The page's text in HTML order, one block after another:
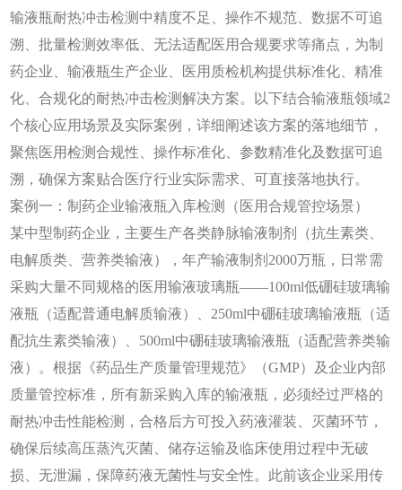
输液瓶耐热冲击检测中精度不足、操作不规范、数据不可追
溯、批量检测效率低、无法适配医用合规要求等痛点，为制
药企业、输液瓶生产企业、医用质检机构提供标准化、精准
化、合规化的耐热冲击检测解决方案。以下结合输液瓶领域2
个核心应用场景及实际案例，详细阐述该方案的落地细节，
聚焦医用检测合规性、操作标准化、参数精准化及数据可追
溯，确保方案贴合医疗行业实际需求、可直接落地执行。
案例一：制药企业输液瓶入库检测（医用合规管控场景）
某中型制药企业，主要生产各类静脉输液制剂（抗生素类、
电解质类、营养类输液），年产输液制剂 2000万瓶，日常需
采购大量不同规格的医用输液玻璃瓶——100ml低硼硅玻璃输
液瓶（适配普通电解质输液）、250ml中硼硅玻璃输液瓶（适
配抗生素类输液）、500ml中硼硅玻璃输液瓶（适配营养类输
液）。根据《药品生产质量管理规范》（GMP）及企业内部
质量管控标准，所有新采购入库的输液瓶，必须经过严格的
耐热冲击性能检测，合格后方可投入药液灌装、灭菌环节，
确保后续高压蒸汽灭菌、储存运输及临床使用过程中无破
损、无泄漏，保障药液无菌性与安全性。此前该企业采用传